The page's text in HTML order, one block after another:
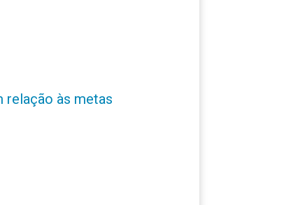
relação às metas